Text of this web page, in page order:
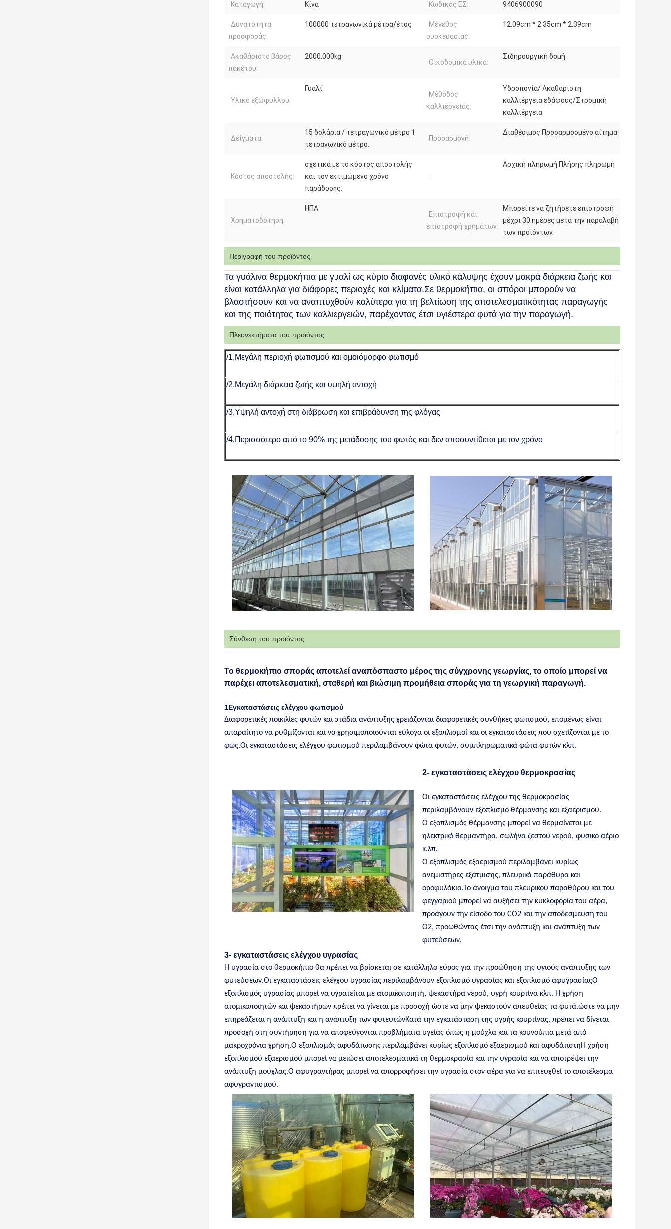
Καταγωγή: Κίνα Κωδικός ΕΣ: 9406900090
Δυνατότητα
προσφοράς:
100000 τετραγωνικά μέτρα/έτος
Μέγεθος
συσκευασίας:
12.09cm * 2.35cm * 2.39cm
Ακαθάριστο βάρος
πακέτου:
2000.000kg
Οικοδομικά υλικά:
Σιδηρουργική δομή
Υλικό εξώφυλλου:
Γυαλί
Μέθοδος
καλλιέργειας:
Υδροπονία/ Ακαθάριστη
καλλιέργεια εδάφους/Στρομική
καλλιέργεια
Δείγματα:
15 δολάρια / τετραγωνικό μέτρο 1
τετραγωνικό μέτρο.
Προσαρμογή:
Διαθέσιμος Προσαρμοσμένο αίτημα
Κόστος αποστολής:
σχετικά με το κόστος αποστολής
και τον εκτιμώμενο χρόνο
παράδοσης.
:
Αρχική πληρωμή Πλήρης πληρωμή
Χρηματοδότηση:
ΗΠΑ
Επιστροφή και
επιστροφή χρημάτων:
Μπορείτε να ζητήσετε επιστροφή
μέχρι 30 ημέρες μετά την παραλαβή
των προϊόντων.
Περιγραφή του προϊόντος
Τα γυάλινα θερμοκήπια με γυαλί ως κύριο διαφανές υλικό κάλυψης έχουν μακρά διάρκεια ζωής και
είναι κατάλληλα για διάφορες περιοχές και κλίματα.Σε θερμοκήπια, οι σπόροι μπορούν να
βλαστήσουν και να αναπτυχθούν καλύτερα για τη βελτίωση της αποτελεσματικότητας παραγωγής
και της ποιότητας των καλλιεργειών, παρέχοντας έτσι υγιέστερα φυτά για την παραγωγή.
Πλεονεκτήματα του προϊόντος
/1,Μεγάλη περιοχή φωτισμού και ομοιόμορφο φωτισμό
/2,Μεγάλη διάρκεια ζωής και υψηλή αντοχή
/3,Υψηλή αντοχή στη διάβρωση και επιβράδυνση της φλόγας
/4,Περισσότερο από το 90% της μετάδοσης του φωτός και δεν αποσυντίθεται με τον χρόνο
Σύνθεση του προϊόντος
Το θερμοκήπιο σποράς αποτελεί αναπόσπαστο μέρος της σύγχρονης γεωργίας, το οποίο μπορεί να
παρέχει αποτελεσματική, σταθερή και βιώσιμη προμήθεια σποράς για τη γεωργική παραγωγή.
1Εγκαταστάσεις ελέγχου φωτισμού
Διαφορετικές ποικιλίες φυτών και στάδια ανάπτυξης χρειάζονται διαφορετικές συνθήκες φωτισμού, επομένως είναι
απαραίτητο να ρυθμίζονται και να χρησιμοποιούνται εύλογα οι εξοπλισμοί και οι εγκαταστάσεις που σχετίζονται με το
φως.Οι εγκαταστάσεις ελέγχου φωτισμού περιλαμβάνουν φώτα φυτών, συμπληρωματικά φώτα φυτών κλπ.
2- εγκαταστάσεις ελέγχου θερμοκρασίας
Οι εγκαταστάσεις ελέγχου της θερμοκρασίας
περιλαμβάνουν εξοπλισμό θέρμανσης και εξαερισμού.
Ο εξοπλισμός θέρμανσης μπορεί να θερμαίνεται με
ηλεκτρικό θερμαντήρα, σωλήνα ζεστού νερού, φυσικό αέριο
κ.λπ.
Ο εξοπλισμός εξαερισμού περιλαμβάνει κυρίως
ανεμιστήρες εξάτμισης, πλευρικά παράθυρα και
οροφυλάκια.Το άνοιγμα του πλευρικού παραθύρου και του
φεγγαριού μπορεί να αυξήσει την κυκλοφορία του αέρα,
προάγουν την είσοδο του CO2 και την αποδέσμευση του
O2, προωθώντας έτσι την ανάπτυξη και ανάπτυξη των
φυτεύσεων.
3- εγκαταστάσεις ελέγχου υγρασίας
Η υγρασία στο θερμοκήπιο θα πρέπει να βρίσκεται σε κατάλληλο εύρος για την προώθηση της υγιούς ανάπτυξης των
φυτεύσεων.Οι εγκαταστάσεις ελέγχου υγρασίας περιλαμβάνουν εξοπλισμό υγρασίας και εξοπλισμό αφυγρασίαςΟ
εξοπλισμός υγρασίας μπορεί να υγρατείται με ατομικοποιητή, ψεκαστήρα νερού, υγρή κουρτίνα κλπ. Η χρήση
ατομικοποιητών και ψεκαστήρων πρέπει να γίνεται με προσοχή ώστε να μην ψεκαστούν απευθείας τα φυτά.ώστε να μην
επηρεάζεται η ανάπτυξη και η ανάπτυξη των φυτευτώνΚατά την εγκατάσταση της υγρής κουρτίνας, πρέπει να δίνεται
προσοχή στη συντήρηση για να αποφεύγονται προβλήματα υγείας όπως η μούχλα και τα κουνούπια μετά από
μακροχρόνια χρήση.Ο εξοπλισμός αφυδάτωσης περιλαμβάνει κυρίως εξοπλισμό εξαερισμού και αφυδάτιστηΗ χρήση
εξοπλισμού εξαερισμού μπορεί να μειώσει αποτελεσματικά τη θερμοκρασία και την υγρασία και να αποτρέψει την
ανάπτυξη μούχλας.Ο αφυγραντήρας μπορεί να απορροφήσει την υγρασία στον αέρα για να επιτευχθεί το αποτέλεσμα
αφυγραντισμού.